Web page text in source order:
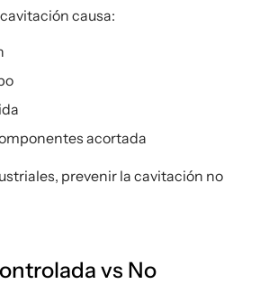
causa:
acortada
prevenir la cavitación no
vs No